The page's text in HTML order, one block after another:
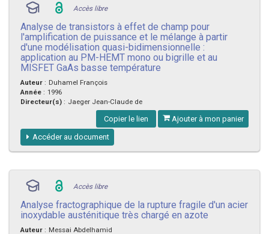
Accès libre
Analyse de transistors à effet de champ pour
l'amplification de puissance et le mélange à partir
d'une modélisation quasi-bidimensionnelle :
application au PM-HEMT mono ou bigrille et au
MISFET GaAs basse température
Auteur : Duhamel François
Année : 1996
Directeur(s) : Jaeger Jean-Claude de
Copier le lien Ajouter à mon panier
Accéder au document
Accès libre
Analyse fractographique de la rupture fragile d'un acier
inoxydable austénitique très chargé en azote
Auteur : Messai Abdelhamid